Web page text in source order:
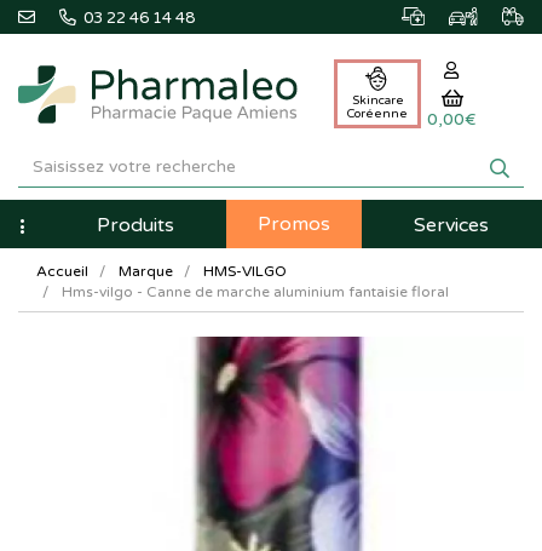
03 22 46 14 48
Pharmaleo
Pharmacie
Paque
Amiens
Skincare
Coréenne
0,00€
NavigationProduits Promos Services
Accueil Marque
HMS-VILGO
Hms-vilgo - Canne de marche aluminium fantaisie floral